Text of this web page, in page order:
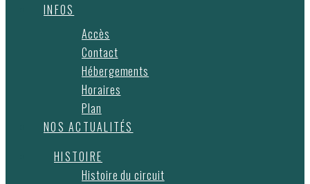
INFOS
Accès
Contact
Hébergements
Horaires
Plan
NOS ACTUALITÉS
HISTOIRE
Histoire du circuit